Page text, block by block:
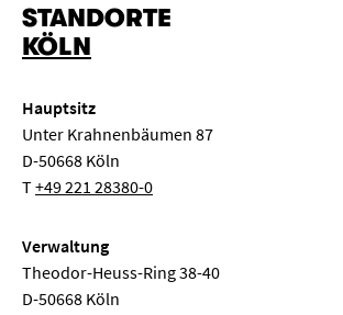
STANDORTE
KÖLN
Hauptsitz
Unter Krahnenbäumen 87
D-50668 Köln
T+49 221 28380-0
Verwaltung
Theodor-Heuss-Ring 38-40
D-50668 Köln